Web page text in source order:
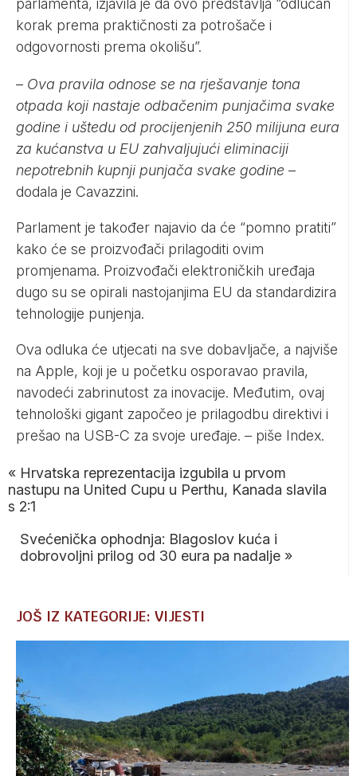
parlamenta, izjavila je da ovo predstavlja “odlučan
korak prema praktičnosti za potrošače i
odgovornosti prema okolišu”.
– Ova pravila odnose se na rješavanje tona
otpada koji nastaje odbačenim punjačima svake
godine i uštedu od procijenjenih 250 milijuna eura
za kućanstva u EU zahvaljujući eliminaciji
nepotrebnih kupnji punjača svake godine –
dodala je Cavazzini.
Parlament je također najavio da će “pomno pratiti”
kako će se proizvođači prilagoditi ovim
promjenama. Proizvođači elektroničkih uređaja
dugo su se opirali nastojanjima EU da standardizira
tehnologije punjenja.
Ova odluka će utjecati na sve dobavljače, a najviše
na Apple, koji je u početku osporavao pravila,
navodeći zabrinutost za inovacije. Međutim, ovaj
tehnološki gigant započeo je prilagodbu direktivi i
prešao na USB-C za svoje uređaje. – piše Index.
« Hrvatska reprezentacija izgubila u prvom
nastupu na United Cupu u Perthu, Kanada slavila
s 2:1
Svećenička ophodnja: Blagoslov kuća i
dobrovoljni prilog od 30 eura pa nadalje »
JOŠ IZ KATEGORIJE: VIJESTI